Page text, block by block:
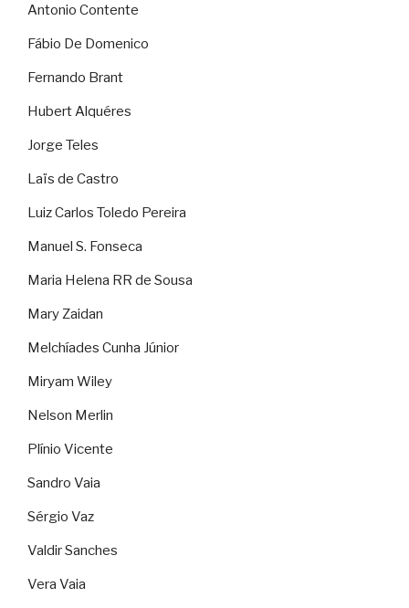
Antonio Contente
Fábio De Domenico
Fernando Brant
Hubert Alquéres
Jorge Teles
Laïs de Castro
Luiz Carlos Toledo Pereira
Manuel S. Fonseca
Maria Helena RR de Sousa
Mary Zaidan
Melchíades Cunha Júnior
Miryam Wiley
Nelson Merlin
Plínio Vicente
Sandro Vaia
Sérgio Vaz
Valdir Sanches
Vera Vaia